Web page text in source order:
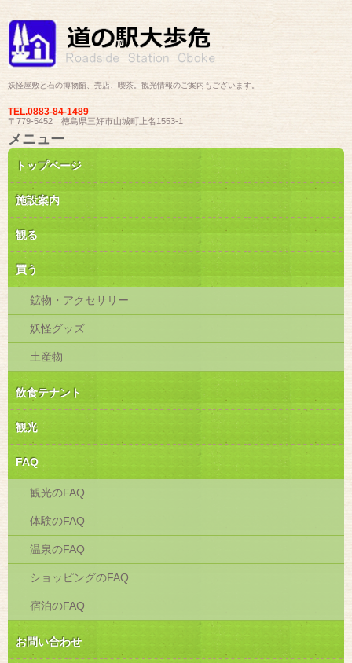
妖怪屋敷と石の博物館、売店、喫茶。観光情報のご案内もございます。
TEL.0883-84-1489
〒779-5452 徳島県三好市山城町上名1553-1
メニュー
コ
テ
ン
ツ
へ
ス
ッ
プ
トップページ
施設案内
観る
買う
鉱物・アクセサリー
妖怪グッズ
土産物
飲食テナント
観光
FAQ
観光のFAQ
体験のFAQ
温泉のFAQ
ショッピングのFAQ
宿泊のFAQ
お問い合わせ